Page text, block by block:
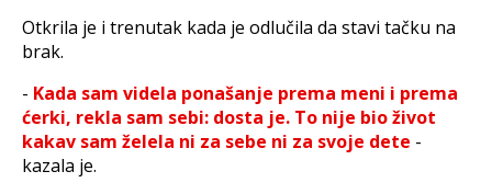
Otkrila je i trenutak kada je odlučila da stavi tačku na
brak.
- Kada sam videla ponašanje prema meni i prema
ćerki, rekla sam sebi: dosta je. To nije bio život
kakav sam želela ni za sebe ni za svoje dete -
kazala je.